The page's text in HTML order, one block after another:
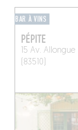
BAR À VINS
PÉPITE
15 Av. Allongue
(83510)